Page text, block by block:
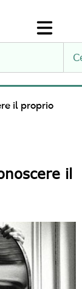
il proprio
il